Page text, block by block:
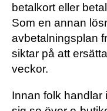
betalkort eller
Som en annan
avbetalningsplan
siktar på att
veckor.
Innan folk handlar